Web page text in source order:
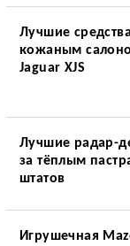
Лучшие
кожаным
Jaguar XJS
Лучшие радар-
за тёплым
штатов
Игрушечная